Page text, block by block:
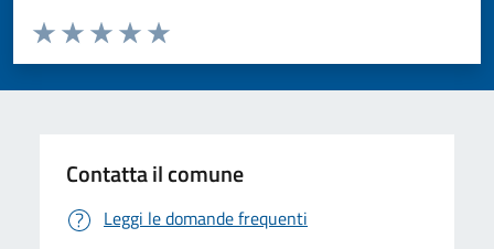
Valuta da 1 a 5 stelle la pagina
Valuta 5 stelle su 5
Valuta 4 stelle su 5
Valuta 3 stelle su 5
Valuta 2 stelle su 5
Valuta 1 stelle su 5
Contatta il comune
Leggi le domande frequenti